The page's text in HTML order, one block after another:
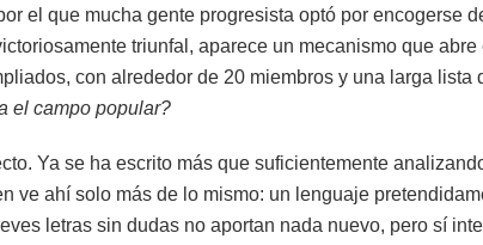
el que mucha gente progresista optó por encogerse
triunfal, aparece un mecanismo que abre
con alrededor de 20 miembros y una larga lista
el campo popular?
Ya se ha escrito más que suficientemente
ve ahí solo más de lo mismo: un lenguaje
letras sin dudas no aportan nada nuevo, pero sí